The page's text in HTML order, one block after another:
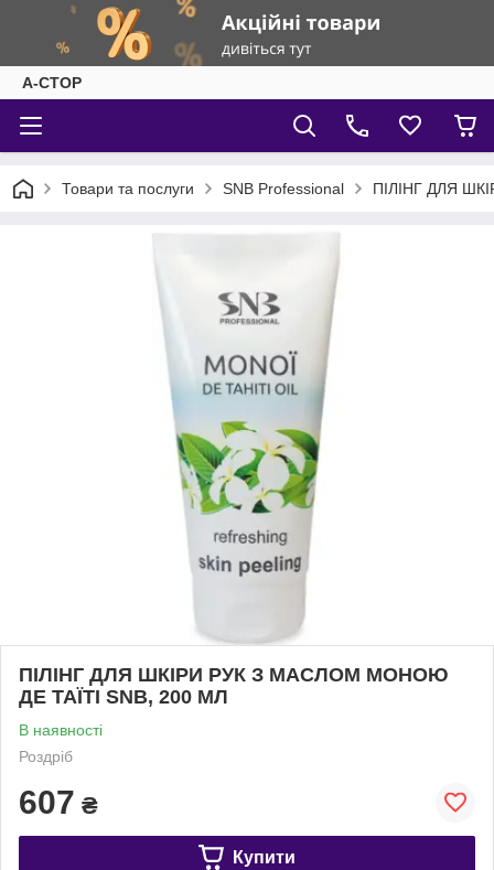
А-СТОР
Товари та послуги SNB Professional ПІЛІНГ ДЛЯ
ПІЛІНГ ДЛЯ ШКІРИ РУК З МАСЛОМ МОНОЮ
ДЕ ТАЇТІ SNB, 200 МЛ
В наявності
Роздріб
607 ₴
Купити